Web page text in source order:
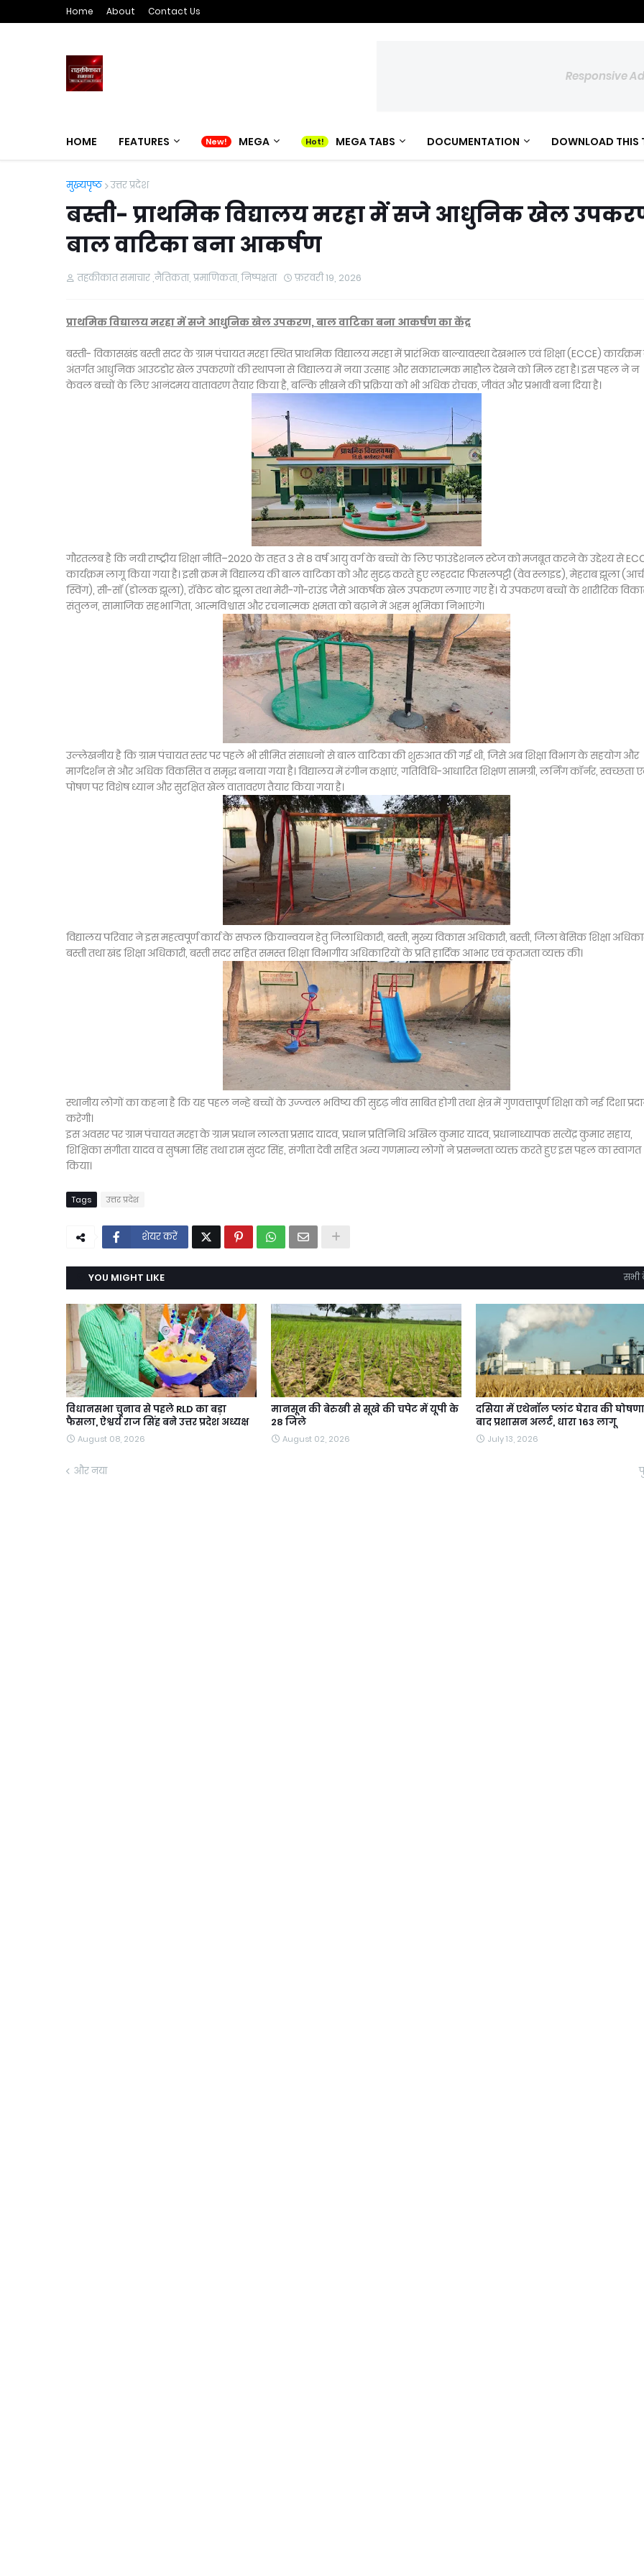
Home About Contact Us
Responsive
HOME FEATURES MEGA MEGA TABS DOCUMENTATION DOWNLOAD THIS
मुख्यपृष्ठ उत्तर प्रदेश
बस्ती- प्राथमिक विद्यालय मरहा में सजे आधुनिक खेल
बाल वाटिका बना आकर्षण
तहकीकात समाचार ,नैतिकता, प्रमाणिकता, निष्पक्षता फ़रवरी 19, 2026
प्राथमिक विद्यालय मरहा में सजे आधुनिक खेल उपकरण, बाल वाटिका बना आकर्षण का केंद्र
बस्ती- विकासखंड बस्ती सदर के ग्राम पंचायत मरहा स्थित प्राथमिक विद्यालय मरहा में प्रारंभिक बाल्यावस्था देखभाल एवं शिक्षा (ECCE)
अंतर्गत आधुनिक आउटडोर खेल उपकरणों की स्थापना से विद्यालय में नया उत्साह और सकारात्मक माहौल देखने को मिल रहा है। इस पहल ने न
केवल बच्चों के लिए आनंदमय वातावरण तैयार किया है, बल्कि सीखने की प्रक्रिया को भी अधिक रोचक, जीवंत और प्रभावी बना दिया है।
गौरतलब है कि नयी राष्ट्रीय शिक्षा नीति–2020 के तहत 3 से 8 वर्ष आयु वर्ग के बच्चों के लिए फाउंडेशनल स्टेज को मजबूत करने के उद्देश्य से
कार्यक्रम लागू किया गया है। इसी क्रम में विद्यालय की बाल वाटिका को और सुदृढ़ करते हुए लहरदार फिसलपट्टी (वेव स्लाइड), मेहराब झूला (आर्च
स्विंग), सी-सॉ (डोलक झूला), रॉकेट बोट झूला तथा मेरी-गो-राउंड जैसे आकर्षक खेल उपकरण लगाए गए हैं। ये उपकरण बच्चों के शारीरिक
संतुलन, सामाजिक सहभागिता, आत्मविश्वास और रचनात्मक क्षमता को बढ़ाने में अहम भूमिका निभाएंगे।
उल्लेखनीय है कि ग्राम पंचायत स्तर पर पहले भी सीमित संसाधनों से बाल वाटिका की शुरुआत की गई थी, जिसे अब शिक्षा विभाग के सहयोग और
मार्गदर्शन से और अधिक विकसित व समृद्ध बनाया गया है। विद्यालय में रंगीन कक्षाएं, गतिविधि-आधारित शिक्षण सामग्री, लर्निंग कॉर्नर, स्वच्छता
पोषण पर विशेष ध्यान और सुरक्षित खेल वातावरण तैयार किया गया है।
विद्यालय परिवार ने इस महत्वपूर्ण कार्य के सफल क्रियान्वयन हेतु जिलाधिकारी, बस्ती, मुख्य विकास अधिकारी, बस्ती, जिला बेसिक शिक्षा
बस्ती तथा खंड शिक्षा अधिकारी, बस्ती सदर सहित समस्त शिक्षा विभागीय अधिकारियों के प्रति हार्दिक आभार एवं कृतज्ञता व्यक्त की।
स्थानीय लोगों का कहना है कि यह पहल नन्हे बच्चों के उज्ज्वल भविष्य की सुदृढ़ नींव साबित होगी तथा क्षेत्र में गुणवत्तापूर्ण शिक्षा को नई दिशा
करेगी।
इस अवसर पर ग्राम पंचायत मरहा के ग्राम प्रधान लालता प्रसाद यादव, प्रधान प्रतिनिधि अखिल कुमार यादव, प्रधानाध्यापक सत्येंद्र कुमार सहाय,
शिक्षिका संगीता यादव व सुषमा सिंह तथा राम सुंदर सिंह, संगीता देवी सहित अन्य गणमान्य लोगों ने प्रसन्नता व्यक्त करते हुए इस पहल का स्वागत
किया।
Tags उत्तर प्रदेश
शेयर करें
YOU MIGHT LIKE सभी
विधानसभा चुनाव से पहले RLD का बड़ा
फैसला, ऐश्वर्य राज सिंह बने उत्तर प्रदेश अध्यक्ष
August 08, 2026
मानसून की बेरुखी से सूखे की चपेट में यूपी के
28 जिले
August 02, 2026
दसिया में एथेनॉल प्लांट घेराव की
बाद प्रशासन अलर्ट, धारा 163 लागू
July 13, 2026
और नया